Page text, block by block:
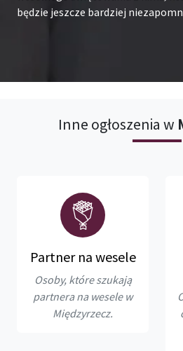
będzie jeszcze bardziej
Inne ogłoszenia w
Partner na wesele
Osoby, które szukają
partnera na wesele w
Międzyrzecz.